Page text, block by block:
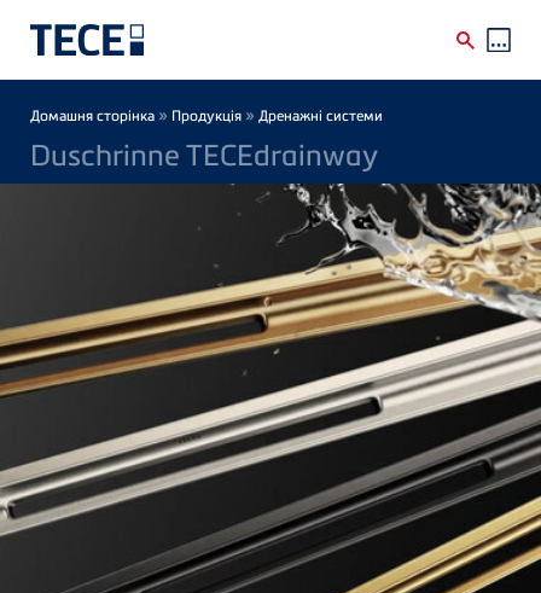
Breadcrumb
Домашня сторінка » Продукція » Дренажні системи
Duschrinne TECEdrainway